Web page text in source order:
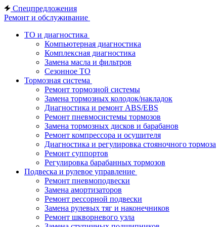
Спецпредложения
Ремонт и обслуживание
ТО и диагностика
Компьютерная диагностика
Комплексная диагностика
Замена масла и фильтров
Сезонное ТО
Тормозная система
Ремонт тормозной системы
Замена тормозных колодок/накладок
Диагностика и ремонт ABS/EBS
Ремонт пневмосистемы тормозов
Замена тормозных дисков и барабанов
Ремонт компрессора и осушителя
Диагностика и регулировка стояночного тормоза
Ремонт суппортов
Регулировка барабанных тормозов
Подвеска и рулевое управление
Ремонт пневмоподвески
Замена амортизаторов
Ремонт рессорной подвески
Замена рулевых тяг и наконечников
Ремонт шкворневого узла